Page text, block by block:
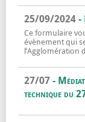
25/09/2024-
Ce formulaire
évènement qui
l’Agglomération
27/07-
technique du